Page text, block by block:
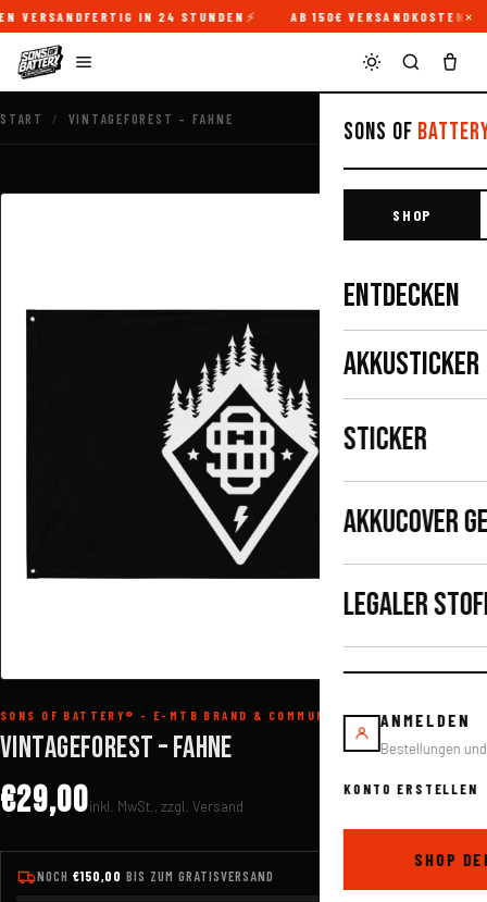
VERSANDFERTIG IN 24 STUNDEN AB 150€ VERSANDKOSTENFREI
×
Sons of
SHOP
ENTDECKEN
AKKUSTICKER
STICKER
AKKUCOVER
LEGALER
ANMELDEN
Bestellungen
KONTO ERSTELLEN
SHOP
START / VINTAGEFOREST – FAHNE
SONS OF BATTERY® - E-MTB BRAND & COMMUNITY
VINTAGEFOREST – FAHNE
€29,00inkl. MwSt., zzgl. Versand
NOCH €150,00 BIS ZUM GRATISVERSAND